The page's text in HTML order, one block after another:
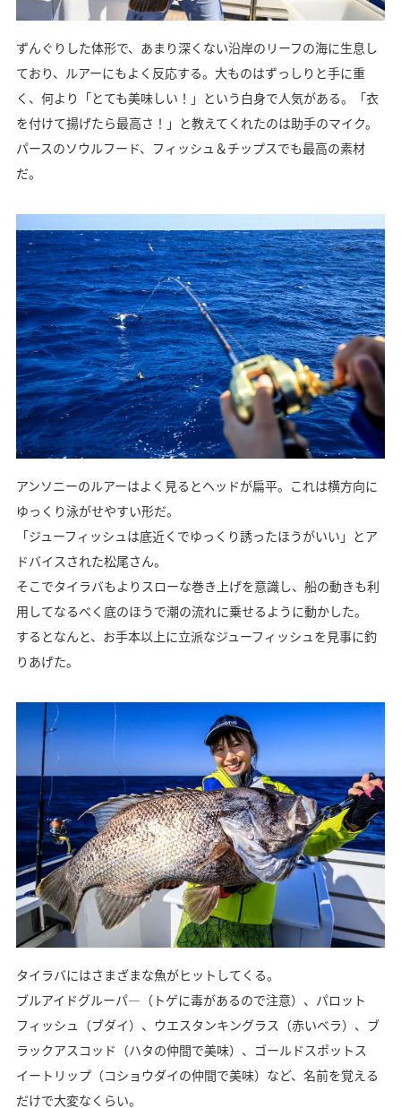
ずんぐりした体形で、あまり深くない沿岸のリーフの海に生息し
ており、ルアーにもよく反応する。大ものはずっしりと手に重
く、何より「とても美味しい！」という白身で人気がある。「衣
を付けて揚げたら最高さ！」と教えてくれたのは助手のマイク。
パースのソウルフード、フィッシュ＆チップスでも最高の素材
だ。
アンソニーのルアーはよく見るとヘッドが扁平。これは横方向に
ゆっくり泳がせやすい形だ。
「ジューフィッシュは底近くでゆっくり誘ったほうがいい」とア
ドバイスされた松尾さん。
そこでタイラバもよりスローな巻き上げを意識し、船の動きも利
用してなるべく底のほうで潮の流れに乗せるように動かした。
するとなんと、お手本以上に立派なジューフィッシュを見事に釣
りあげた。
タイラバにはさまざまな魚がヒットしてくる。
ブルアイドグルーパ―（トゲに毒があるので注意）、パロット
フィッシュ（ブダイ）、ウエスタンキングラス（赤いベラ）、ブ
ラックアスコッド（ハタの仲間で美味）、ゴールドスポットス
イートリップ（コショウダイの仲間で美味）など、名前を覚える
だけで大変なくらい。